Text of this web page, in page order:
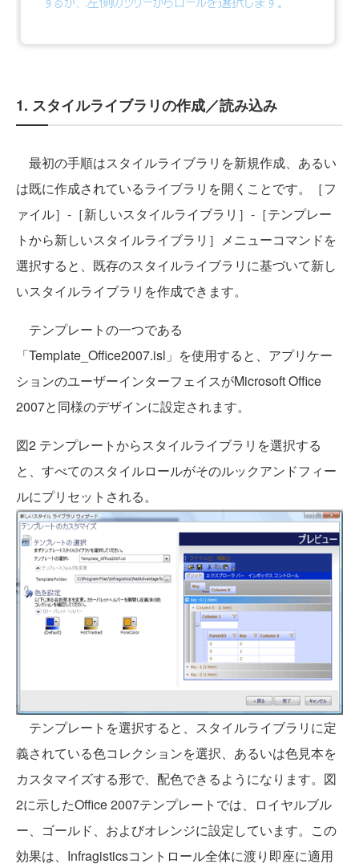
1. スタイルライブラリの作成／読み込み
最初の手順はスタイルライブラリを新規作成、あるい
は既に作成されているライブラリを開くことです。［フ
ァイル］-［新しいスタイルライブラリ］-［テンプレー
トから新しいスタイルライブラリ］メニューコマンドを
選択すると、既存のスタイルライブラリに基づいて新し
いスタイルライブラリを作成できます。
テンプレートの一つである
「Template_Office2007.isl」を使用すると、アプリケー
ションのユーザーインターフェイスがMicrosoft Office
2007と同様のデザインに設定されます。
図2 テンプレートからスタイルライブラリを選択する
と、すべてのスタイルロールがそのルックアンドフィー
ルにプリセットされる。
テンプレートを選択すると、スタイルライブラリに定
義されている色コレクションを選択、あるいは色見本を
カスタマイズする形で、配色できるようになります。図
2に示したOffice 2007テンプレートでは、ロイヤルブル
ー、ゴールド、およびオレンジに設定しています。この
効果は、Infragisticsコントロール全体に渡り即座に適用